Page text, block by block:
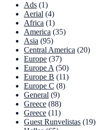
Ads (1)
Aerial (4)
Africa (1)
America (35)
Asia (95)
Central America (20)
Europe (37)
Europe A (50)
Europe B (11)
Europe C (8)
General (9)
Greece (88)
Greece (11)
Guest Runvelistas (19)